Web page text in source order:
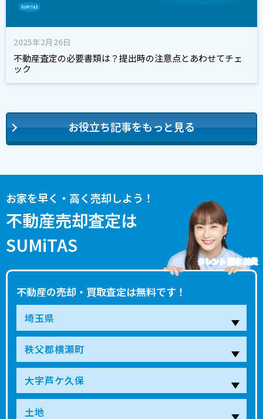
2025年2月26日
不動産査定の必要書類は？提出時の注意点とあわせてチェ
ック
お役立ち記事をもっと見る
お家を早く・高く売却しよう！
不動産売却査定は
SUMiTAS
不動産の売却・買取査定は無料です！
タレント 藤本 美貴